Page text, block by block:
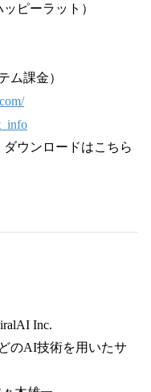
ーラット）
課金）
ウンロードはこちら
Inc.
AI技術を用いたサ